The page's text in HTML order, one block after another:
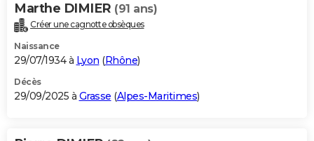
Marthe DIMIER (91 ans)
Créer une cagnotte obsèques
Naissance
29/07/1934 à Lyon (Rhône)
Décès
29/09/2025 à Grasse (Alpes-Maritimes)